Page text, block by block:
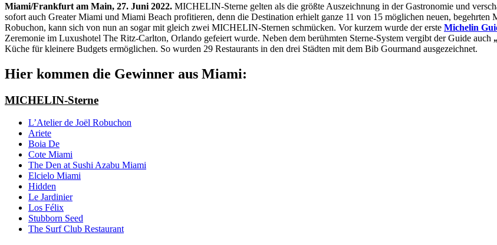
Miami/Frankfurt am Main, 27. Juni 2022. MICHELIN-Sterne gelten als die größte Auszeichnung in der Gastronomie und
sofort auch Greater Miami und Miami Beach profitieren, denn die Destination erhielt ganze 11 von 15 möglichen neuen,
Robuchon, kann sich von nun an sogar mit gleich zwei MICHELIN-Sternen schmücken. Vor kurzem wurde der erste Michelin
Zeremonie im Luxushotel The Ritz-Carlton, Orlando gefeiert wurde. Neben dem berühmten Sterne-System vergibt der Guide auch
Küche für kleinere Budgets ermöglichen. So wurden 29 Restaurants in den drei Städten mit dem Bib Gourmand ausgezeichnet.
Hier kommen die Gewinner aus Miami:
MICHELIN-Sterne
L’Atelier de Joël Robuchon
Ariete
Boia De
Cote Miami
The Den at Sushi Azabu Miami
Elcielo Miami
Hidden
Le Jardinier
Los Félix
Stubborn Seed
The Surf Club Restaurant